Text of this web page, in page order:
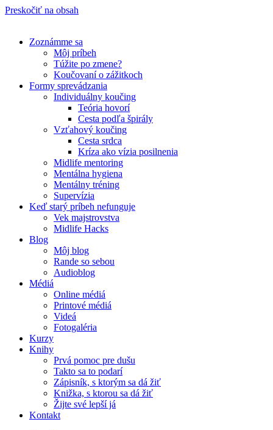
Preskočiť na obsah
Zoznámme sa
Môj príbeh
Túžite po zmene?
Koučovaní o zážitkoch
Formy sprevádzania
Individuálny koučing
Teória hovorí
Cesta podľa špirály
Vzťahový koučing
Cesta srdca
Kríza ako vízia posilnenia
Midlife mentoring
Mentálna hygiena
Mentálny tréning
Supervízia
Keď starý príbeh nefunguje
Vek majstrovstva
Midlife Hacks
Blog
Môj blog
Rande so sebou
Audioblog
Médiá
Online médiá
Printové médiá
Videá
Fotogaléria
Kurzy
Knihy
Prvá pomoc pre dušu
Takto sa to podarí
Zápisník, s ktorým sa dá žiť
Knižka, s ktorou sa dá žiť
Žijte své lepší já
Kontakt